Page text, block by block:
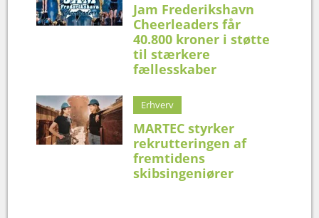
Jam Frederikshavn
Cheerleaders får
40.800 kroner i støtte
til stærkere
fællesskaber
Erhverv
MARTEC styrker
rekrutteringen af
fremtidens
skibsingeniører